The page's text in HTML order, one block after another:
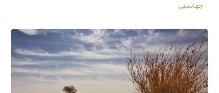
جهانبینی